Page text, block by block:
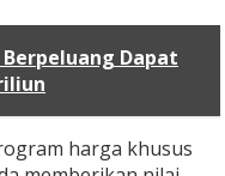
Dapat
harga khusus